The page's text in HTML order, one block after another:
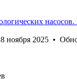
ноября 2025 •